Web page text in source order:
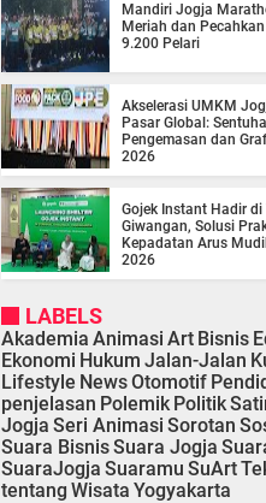
Mandiri Jogja
Meriah dan
9.200 Pelari
Akselerasi UMKM
Pasar Global:
Pengemasan dan
2026
Gojek Instant Hadir di
Giwangan, Solusi
Kepadatan Arus
2026
LABELS
Akademia Animasi Art Bisnis
Ekonomi Hukum Jalan-Jalan
Lifestyle NewsOtomotif
penjelasan Polemik Politik
Jogja Seri Animasi Sorotan
Suara BisnisSuara Jogja
SuaraJogja Suaramu SuArt
tentang Wisata Yogyakarta